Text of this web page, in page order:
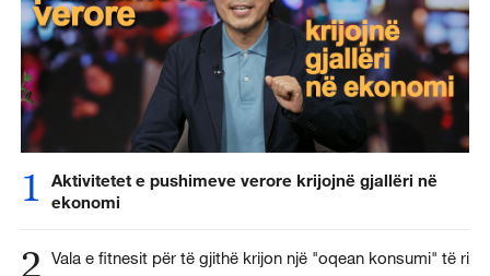
1
Aktivitetet e pushimeve verore krijojnë gjallëri në
ekonomi
2 Vala e fitnesit për të gjithë krijon një "oqean konsumi" të ri